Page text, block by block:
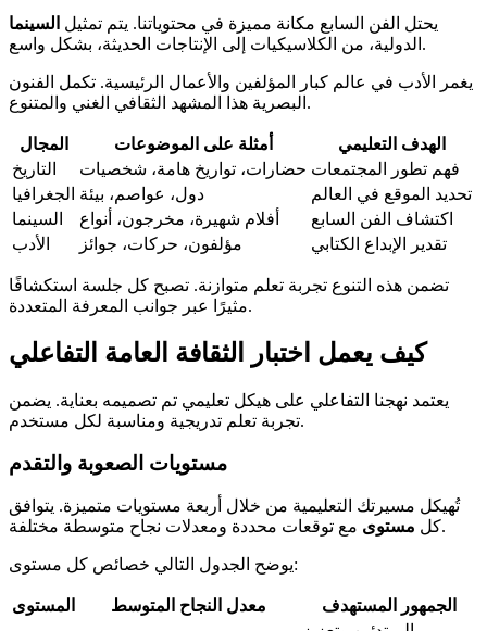
يحتل الفن السابع مكانة مميزة في محتوياتنا. يتم تمثيل السينما
الدولية، من الكلاسيكيات إلى الإنتاجات الحديثة، بشكل واسع.
يغمر الأدب في عالم كبار المؤلفين والأعمال الرئيسية. تكمل الفنون
البصرية هذا المشهد الثقافي الغني والمتنوع.
المجال أمثلة على الموضوعات
الهدف التعليمي
التاريخ
حضارات، تواريخ هامة، شخصيات فهم تطور المجتمعات
الجغرافيا دول، عواصم، بيئة
تحديد الموقع في العالم
السينما
أفلام شهيرة، مخرجون، أنواع
اكتشاف الفن السابع
الأدب
مؤلفون، حركات، جوائز تقدير الإبداع الكتابي
تضمن هذه التنوع تجربة تعلم متوازنة. تصبح كل جلسة استكشافًا
مثيرًا عبر جوانب المعرفة المتعددة.
كيف يعمل اختبار الثقافة العامة التفاعلي
يعتمد نهجنا التفاعلي على هيكل تعليمي تم تصميمه بعناية. يضمن
تجربة تعلم تدريجية ومناسبة لكل مستخدم.
مستويات الصعوبة والتقدم
تُهيكل مسيرتك التعليمية من خلال أربعة مستويات متميزة. يتوافق
كل مستوى مع توقعات محددة ومعدلات نجاح متوسطة مختلفة.
يوضح الجدول التالي خصائص كل مستوى:
المستوى معدل النجاح المتوسط
الجمهور المستهدف